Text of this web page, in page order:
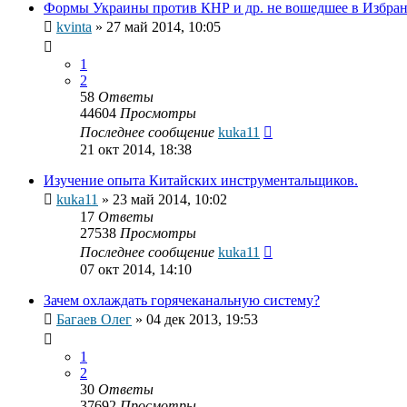
Формы Украины против КНР и др. не вошедшее в
kvinta » 27 май 2014, 10:05
1
2
58 Ответы
44604 Просмотры
Последнее сообщение kuka11
21 окт 2014, 18:38
Изучение опыта Китайских инструментальщиков.
kuka11 » 23 май 2014, 10:02
17 Ответы
27538 Просмотры
Последнее сообщение kuka11
07 окт 2014, 14:10
Зачем охлаждать горячеканальную систему?
Багаев Олег » 04 дек 2013, 19:53
1
2
30 Ответы